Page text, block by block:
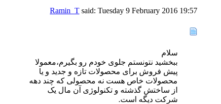
Ramin_T said: Tuesday 9 February 2016 19:57
سلام
ببخشید نتونستم جلوی خودم رو بگیرم،معمولا
پیش فروش برای محصولات تازه و جدید و یا
محصولات خاص هست نه محصولی که چند دهه
از ساختش گذشته و تکنولوژی آن مال یک
شرکت دیگه است.